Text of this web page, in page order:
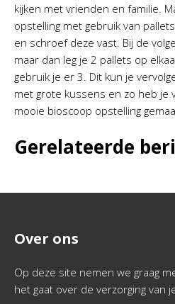
kijken met vrienden en familie.
opstelling met gebruik van
en schroef deze vast. Bij de
maar dan leg je 2 pallets op
gebruik je er 3. Dit kun je
met grote kussens en zo heb je
mooie bioscoop opstelling
Gerelateerde
Over ons
Op deze site nemen we graag
het gaat over de verzorging van